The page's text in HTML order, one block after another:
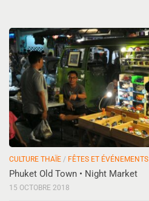
CULTURE THAÏE / FÊTES ET ÉVÉNEMENTS
Phuket Old Town • Night Market
15 OCTOBRE 2018